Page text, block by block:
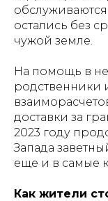
остались без
чужой земле.
На помощь в
родственники
доставки за
2023 году
Запада
еще и в самые
Как жители